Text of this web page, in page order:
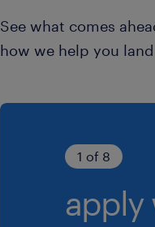
See what comes
how we help you
1 of 8
apply